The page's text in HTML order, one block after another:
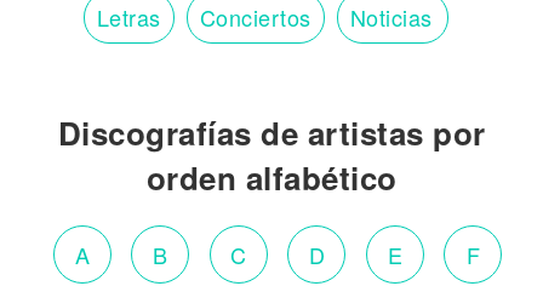
Letras Conciertos Noticias
Discografías de artistas por
orden alfabético
A B C D E F